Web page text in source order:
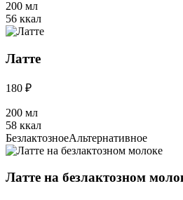
200 мл
56 ккал
Латте
180 ₽
200 мл
58 ккал
БезлактозноеАльтернативное
Латте на безлактозном